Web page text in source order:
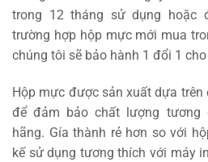
trong 12 tháng sử dụng hoặc
trường hợp hộp mực mới mua
chúng tôi sẽ bảo hành 1 đổi 1
Hộp mực được sản xuất dựa trên
để đảm bảo chất lượng tương
hãng. Gía thành rẻ hơn so với
kế sử dụng tương thích với máy